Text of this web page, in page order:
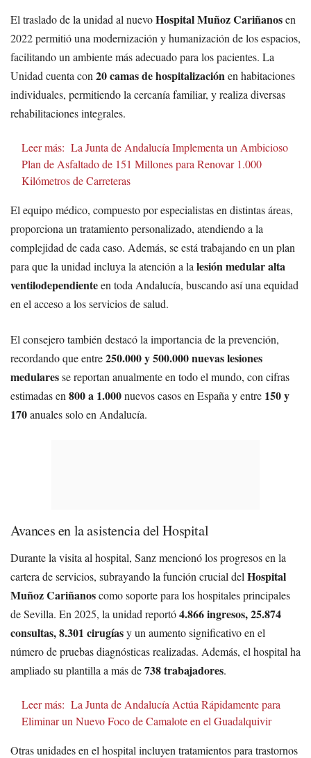
El traslado de la unidad al nuevoHospital Muñoz Cariñanosen
2022 permitió una modernización y humanización de los espacios,
facilitando un ambiente más adecuado para los pacientes. La
Unidad cuenta con 20 camas de hospitalizaciónen habitaciones
individuales, permitiendo la cercanía familiar, y realiza diversas
rehabilitaciones integrales.
Leer más: La Junta de Andalucía Implementa un Ambicioso
Plan de Asfaltado de 151 Millones para Renovar 1.000
Kilómetros de Carreteras
El equipo médico, compuesto por especialistas en distintas áreas,
proporciona un tratamiento personalizado, atendiendo a la
complejidad de cada caso. Además, se está trabajando en un plan
para que la unidad incluya la atención a la lesión medular alta
ventilodependienteen toda Andalucía, buscando así una equidad
en el acceso a los servicios de salud.
El consejero también destacó la importancia de la prevención,
recordando que entre250.000 y 500.000 nuevas lesiones
medularesse reportan anualmente en todo el mundo, con cifras
estimadas en 800 a 1.000nuevos casos en España y entre 150 y
170anuales solo en Andalucía.
Avances en la asistencia del Hospital
Durante la visita al hospital, Sanz mencionó los progresos en la
cartera de servicios, subrayando la función crucial del Hospital
Muñoz Cariñanoscomo soporte para los hospitales principales
de Sevilla. En 2025, la unidad reportó4.866 ingresos, 25.874
consultas, 8.301 cirugíasy un aumento significativo en el
número de pruebas diagnósticas realizadas. Además, el hospital ha
ampliado su plantilla a más de738 trabajadores.
Leer más: La Junta de Andalucía Actúa Rápidamente para
Eliminar un Nuevo Foco de Camalote en el Guadalquivir
Otras unidades en el hospital incluyen tratamientos para trastornos